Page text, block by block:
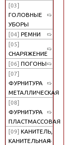
[03]
ГОЛОВНЫЕ
УБОРЫ
[04] РЕМНИ
[05]
СНАРЯЖЕНИЕ
[06] ПОГОНЫ
[07]
ФУРНИТУРА
МЕТАЛЛИЧЕСКАЯ
[08]
ФУРНИТУРА
ПЛАСТМАССОВАЯ
[09] КАНИТЕЛЬ,
КАНИТЕЛЬНАЯ